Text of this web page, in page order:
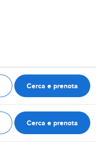
Cerca e prenota
Cerca e prenota